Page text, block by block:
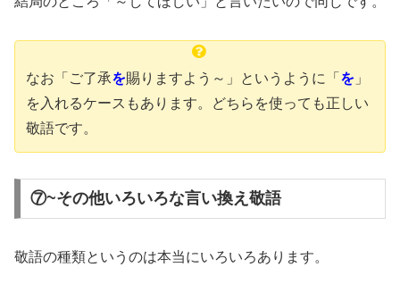
なお「ご了承を賜りますよう～」というように「 を 」
を入れるケースもあります。どちらを使っても正しい
敬語です。
⑦~その他いろいろな言い換え敬語
敬語の種類というのは本当にいろいろあります。